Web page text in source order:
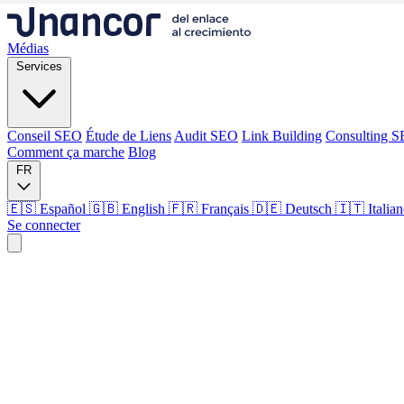
Médias
Services
Conseil SEO Étude de Liens Audit SEO Link Building Consulting
Comment ça marche Blog
FR
🇪🇸 Español 🇬🇧 English 🇫🇷 Français 🇩🇪 Deutsch 🇮🇹
Se connecter